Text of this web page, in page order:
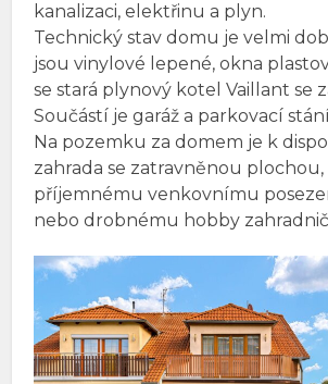
kanalizaci, elektřinu a plyn.
Technický stav domu je velmi
jsou vinylové lepené, okna
se stará plynový kotel Vaillant se
Součástí je garáž a parkovací
Na pozemku za domem je k
zahrada se zatravněnou
příjemnému venkovnímu
nebo drobnému hobby